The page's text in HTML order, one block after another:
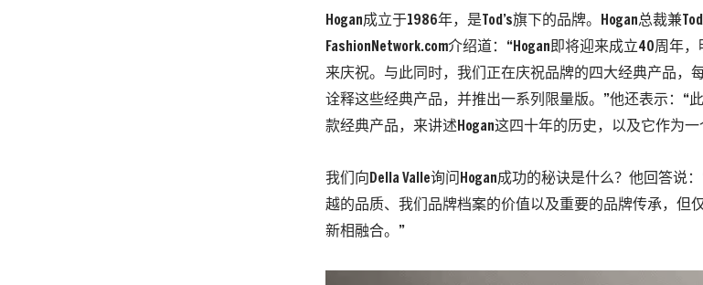
Hogan成立于1986年，是Tod’s旗下的品牌。Hogan总裁兼
FashionNetwork.com介绍道：“Hogan即将迎来成立40周年
来庆祝。与此同时，我们正在庆祝品牌的四大经典产品，
诠释这些经典产品，并推出一系列限量版。”他还表示：“
款经典产品，来讲述Hogan这四十年的历史，以及它作为
我们向Della Valle询问Hogan成功的秘诀是什么？他回答说
越的品质、我们品牌档案的价值以及重要的品牌传承，但
新相融合。”